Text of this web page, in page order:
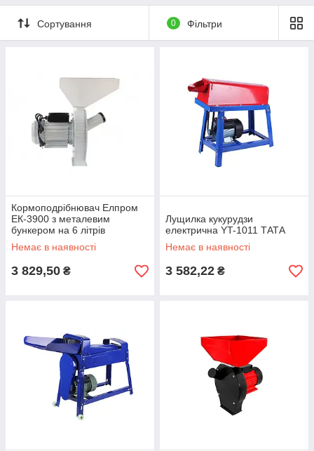
Сортування 0 Фільтри
Кормоподрібнювач Елпром
ЕК-3900 з металевим
бункером на 6 літрів
Немає в наявності
3 829,50 ₴
Лущилка кукурудзи
електрична YT-1011 ТАТА
Немає в наявності
3 582,22 ₴